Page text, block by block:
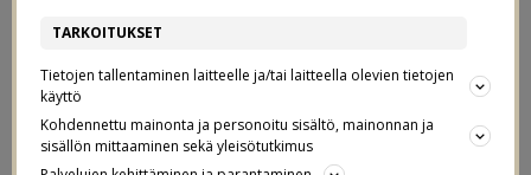
TARKOITUKSET
Tietojen tallentaminen laitteelle ja/tai laitteella olevien tietojen
käyttö
Kohdennettu mainonta ja personoitu sisältö, mainonnan ja
sisällön mittaaminen sekä yleisötutkimus